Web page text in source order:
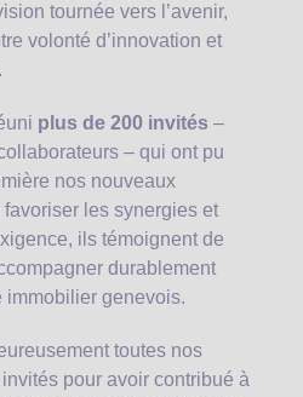
tournée vers l’avenir,
volonté d’innovation et
plus de 200 invités –
– qui ont pu
nos nouveaux
les synergies et
ils témoignent de
durablement
immobilier genevois.
toutes nos
pour avoir contribué à